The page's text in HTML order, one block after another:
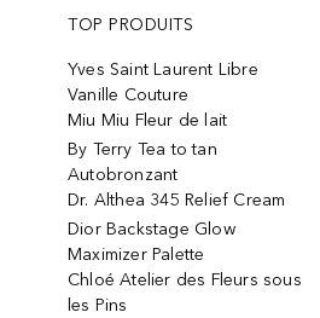
TOP PRODUITS
Yves Saint Laurent Libre
Vanille Couture
Miu Miu Fleur de lait
By Terry Tea to tan
Autobronzant
Dr. Althea 345 Relief Cream
Dior Backstage Glow
Maximizer Palette
Chloé Atelier des Fleurs sous
les Pins